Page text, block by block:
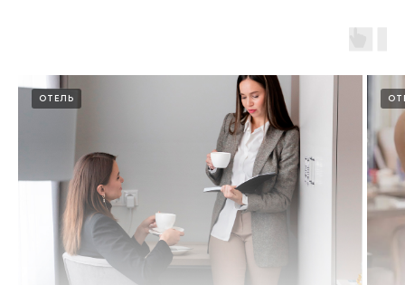
ОТЕЛЬ